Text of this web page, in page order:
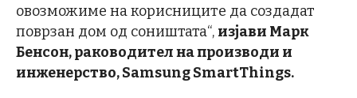
овозможиме на корисниците да создадат
поврзан дом од соништата“, изјави Марк
Бенсон,раководителна производи и
инженерство, Samsung SmartThings.